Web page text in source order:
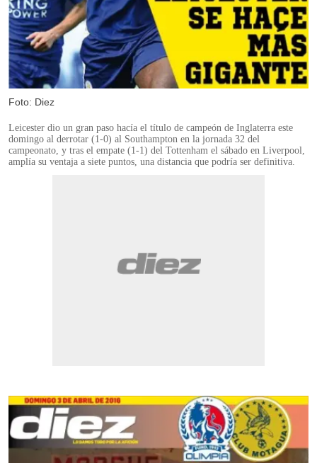
Foto: Diez
Leicester dio un gran paso hacía el título de campeón de Inglaterra este
domingo al derrotar (1-0) al Southampton en la jornada 32 del
campeonato, y tras el empate (1-1) del Tottenham el sábado en Liverpool,
amplía su ventaja a siete puntos, una distancia que podría ser definitiva.